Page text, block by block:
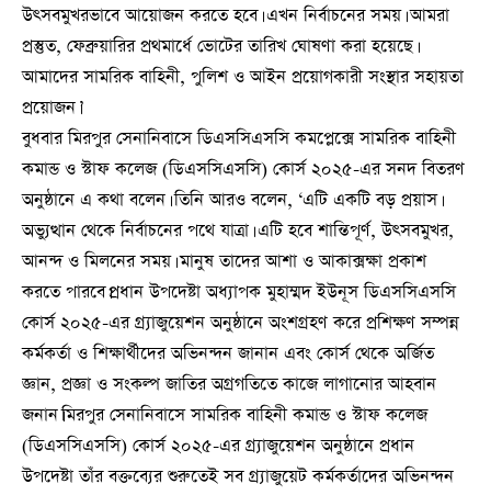
উৎসবমুখরভাবে আয়োজন করতে হবে। এখন নির্বাচনের সময়। আমরা
প্রস্তুত, ফেব্রুয়ারির প্রথমার্ধে ভোটের তারিখ ঘোষণা করা হয়েছে।
আমাদের সামরিক বাহিনী, পুলিশ ও আইন প্রয়োগকারী সংস্থার সহায়তা
প্রয়োজন।’
বুধবার মিরপুর সেনানিবাসে ডিএসসিএসসি কমপ্লেক্সে সামরিক বাহিনী
কমান্ড ও স্টাফ কলেজ (ডিএসসিএসসি) কোর্স ২০২৫-এর সনদ বিতরণ
অনুষ্ঠানে এ কথা বলেন। তিনি আরও বলেন, ‘এটি একটি বড় প্রয়াস।
অভ্যুত্থান থেকে নির্বাচনের পথে যাত্রা। এটি হবে শান্তিপূর্ণ, উৎসবমুখর,
আনন্দ ও মিলনের সময়। মানুষ তাদের আশা ও আকাক্সক্ষা প্রকাশ
করতে পারবে।প্রধান উপদেষ্টা অধ্যাপক মুহাম্মদ ইউনূস ডিএসসিএসসি
কোর্স ২০২৫-এর গ্র্যাজুয়েশন অনুষ্ঠানে অংশগ্রহণ করে প্রশিক্ষণ সম্পন্ন
কর্মকর্তা ও শিক্ষার্থীদের অভিনন্দন জানান এবং কোর্স থেকে অর্জিত
জ্ঞান, প্রজ্ঞা ও সংকল্প জাতির অগ্রগতিতে কাজে লাগানোর আহবান
জনান।মিরপুর সেনানিবাসে সামরিক বাহিনী কমান্ড ও স্টাফ কলেজ
(ডিএসসিএসসি) কোর্স ২০২৫-এর গ্র্যাজুয়েশন অনুষ্ঠানে প্রধান
উপদেষ্টা তাঁর বক্তব্যের শুরুতেই সব গ্র্যাজুয়েট কর্মকর্তাদের অভিনন্দন